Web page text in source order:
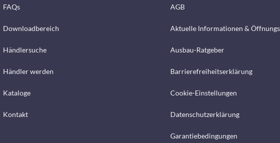
FAQs
Downloadbereich
Händlersuche
Händler werden
Kataloge
Kontakt
AGB
Aktuelle Informationen &
Ausbau-Ratgeber
Barrierefreiheitserklärung
Cookie-Einstellungen
Datenschutzerklärung
Garantiebedingungen